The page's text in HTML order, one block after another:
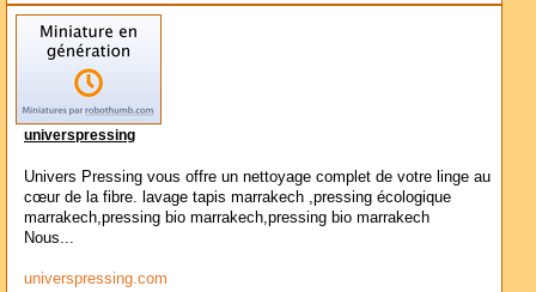
universpressing
Univers Pressing vous offre un nettoyage complet de votre linge au
cœur de la fibre. lavage tapis marrakech ,pressing écologique
marrakech,pressing bio marrakech,pressing bio marrakech
Nous...
universpressing.com